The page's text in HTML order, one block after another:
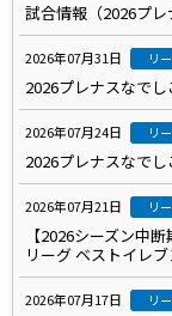
試合情報（2026プレ
2026年07月31日 リ
2026プレナスなで
2026年07月24日 リ
2026プレナスなで
2026年07月21日 リ
【2026シーズン中
リーグ ベストイレ
2026年07月17日 リ